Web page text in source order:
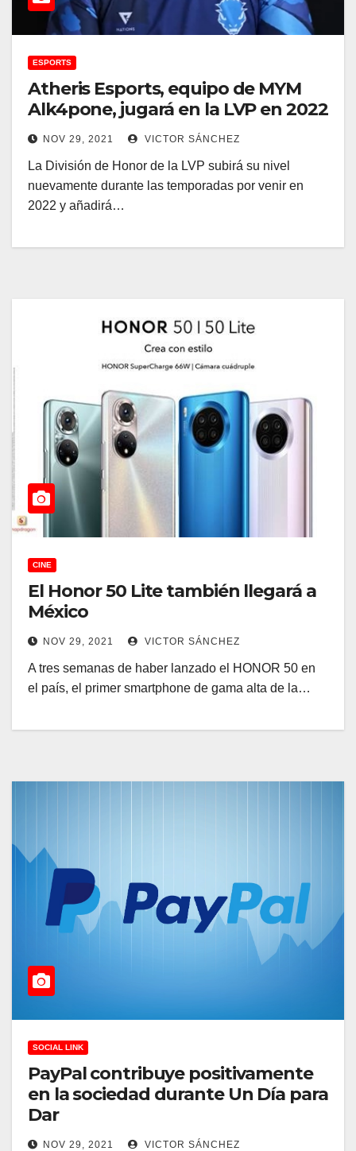
ESPORTS
Atheris Esports, equipo de MYM
Alk4pone, jugará en la LVP en 2022
NOV 29, 2021 VICTOR SÁNCHEZ
La División de Honor de la LVP subirá su nivel
nuevamente durante las temporadas por venir en
2022 y añadirá…
CINE
El Honor 50 Lite también llegará a
México
NOV 29, 2021 VICTOR SÁNCHEZ
A tres semanas de haber lanzado el HONOR 50 en
el país, el primer smartphone de gama alta de la…
SOCIAL LINK
PayPal contribuye positivamente
en la sociedad durante Un Día para
Dar
NOV 29, 2021 VICTOR SÁNCHEZ